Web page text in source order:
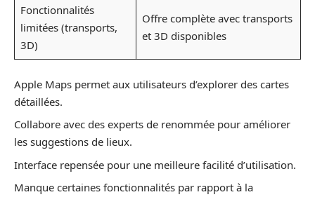
Fonctionnalités
limitées (transports,
3D)
Offre complète avec transports
et 3D disponibles
Apple Maps permet aux utilisateurs d’explorer des cartes
détaillées.
Collabore avec des experts de renommée pour améliorer
les suggestions de lieux.
Interface repensée pour une meilleure facilité d’utilisation.
Manque certaines fonctionnalités par rapport à la